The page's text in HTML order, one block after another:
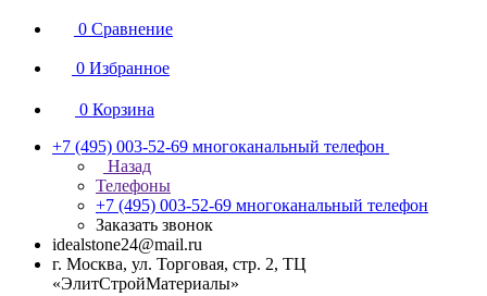
0 Сравнение
0 Избранное
0 Корзина
+7 (495) 003-52-69 многоканальный телефон
Назад
Телефоны
+7 (495) 003-52-69 многоканальный телефон
Заказать звонок
idealstone24@mail.ru
г. Москва, ул. Торговая, стр. 2, ТЦ
«ЭлитСтройМатериалы»